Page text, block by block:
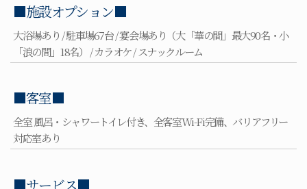
■施設オプション■
大浴場あり / 駐車場67台 / 宴会場あり（大「華の間」最大90名・小
「浪の間」18名） / カラオケ / スナックルーム
■客室■
全室 風呂・シャワートイレ付き、全客室Wi-Fi完備、バリアフリー
対応室あり
■サービス■